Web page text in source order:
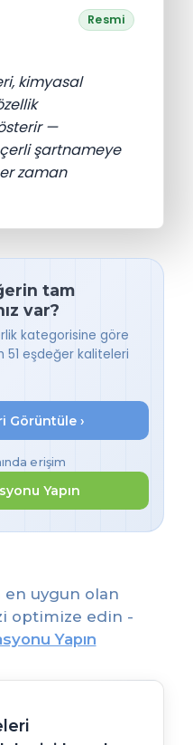
Resmi
kimyasal
—
şartnameye
zaman
tam
var?
kategorisine göre
51 eşdeğer kaliteleri
Görüntüle ›
erişim
Yapın
en uygun olan
optimize edin -
Yapın